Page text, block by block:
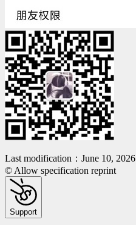
Last modification：June 10, 2026
© Allow specification reprint
Support